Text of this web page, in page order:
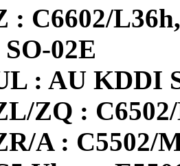
: C6602/
02E
: AU KDDI
ZQ :
A : C5502/